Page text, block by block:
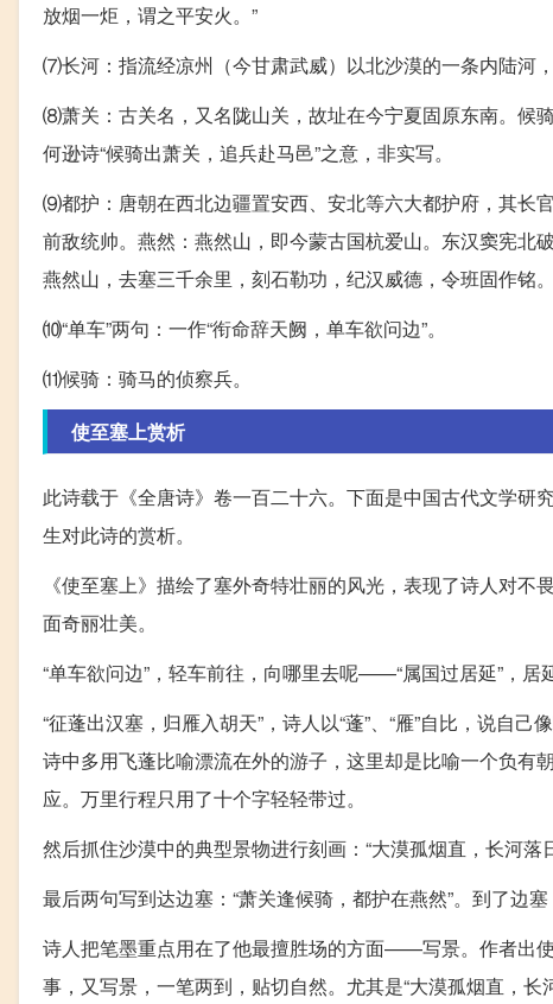
放烟一炬，谓之平安火。”
⑺长河：指流经凉州（今甘肃武威）以北沙漠的一条内陆河
⑻萧关：古关名，又名陇山关，故址在今宁夏固原东南。候
何逊诗“候骑出萧关，追兵赴马邑”之意，非实写。
⑼都护：唐朝在西北边疆置安西、安北等六大都护府，其长
前敌统帅。燕然：燕然山，即今蒙古国杭爱山。东汉窦宪北
燕然山，去塞三千余里，刻石勒功，纪汉威德，令班固作铭。
⑽“单车”两句：一作“衔命辞天阙，单车欲问边”。
⑾候骑：骑马的侦察兵。
使至塞上赏析
此诗载于《全唐诗》卷一百二十六。下面是中国古代文学
生对此诗的赏析。
《使至塞上》描绘了塞外奇特壮丽的风光，表现了诗人对
面奇丽壮美。
“单车欲问边”，轻车前往，向哪里去呢——“属国过居延”，居
“征蓬出汉塞，归雁入胡天”，诗人以“蓬”、“雁”自比，说自
诗中多用飞蓬比喻漂流在外的游子，这里却是比喻一个负有
应。万里行程只用了十个字轻轻带过。
然后抓住沙漠中的典型景物进行刻画：“大漠孤烟直，长河落日
最后两句写到达边塞：“萧关逢候骑，都护在燕然”。到了边
诗人把笔墨重点用在了他最擅胜场的方面——写景。作者出
事，又写景，一笔两到，贴切自然。尤其是“大漠孤烟直，